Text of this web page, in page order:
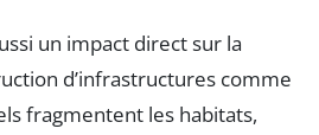
un impact direct sur la
d’infrastructures comme
fragmentent les habitats,